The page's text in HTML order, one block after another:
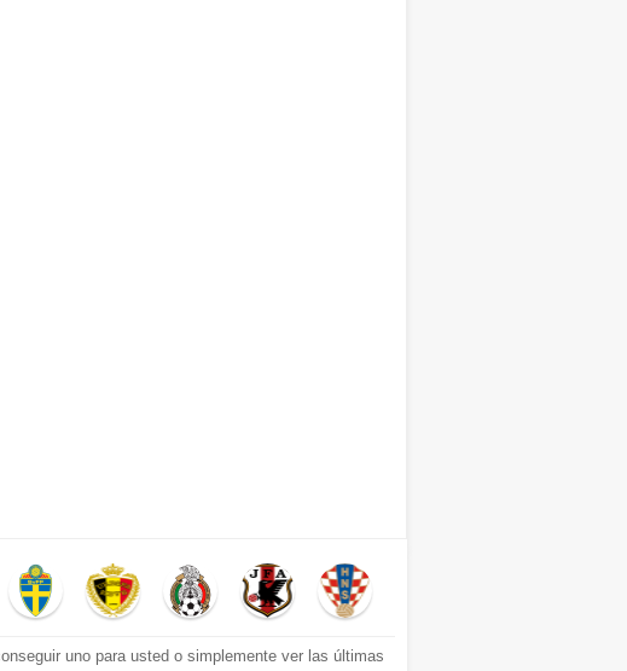
uno para usted o simplemente ver las últimas